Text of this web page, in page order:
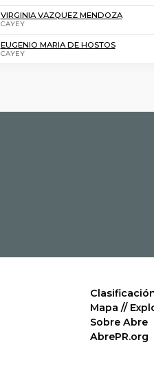
VIRGINIA VAZQUEZ MENDOZA
CAYEY
EUGENIO MARIA DE HOSTOS
CAYEY
Mapa //
Sobre Abre
AbrePR.org